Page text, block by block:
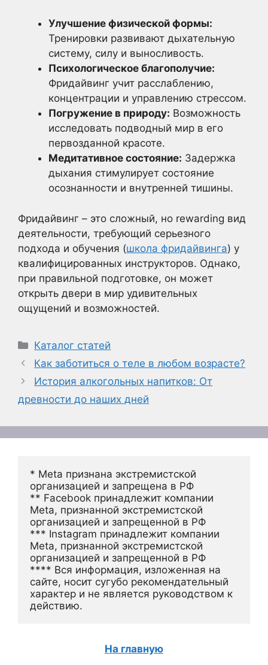
Улучшение физической формы:
Тренировки развивают дыхательную
систему, силу и выносливость.
Психологическое благополучие:
Фридайвинг учит расслаблению,
концентрации и управлению стрессом.
Погружение в природу: Возможность
исследовать подводный мир в его
первозданной красоте.
Медитативное состояние: Задержка
дыхания стимулирует состояние
осознанности и внутренней тишины.
Фридайвинг – это сложный, но rewarding вид
деятельности, требующий серьезного
подхода и обучения (школа фридайвинга) у
квалифицированных инструкторов. Однако,
при правильной подготовке, он может
открыть двери в мир удивительных
ощущений и возможностей.
Рубрики
Каталог статей
Как заботиться о теле в любом возрасте?
История алкогольных напитков: От
древности до наших дней
* Meta признана экстремистской
организацией и запрещена в РФ
** Facebook принадлежит компании
Meta, признанной экстремистской
организацией и запрещенной в РФ
*** Instagram принадлежит компании
Meta, признанной экстремистской
организацией и запрещенной в РФ
**** Вся информация, изложенная на
сайте, носит сугубо рекомендательный
характер и не является руководством к
действию.
На главную